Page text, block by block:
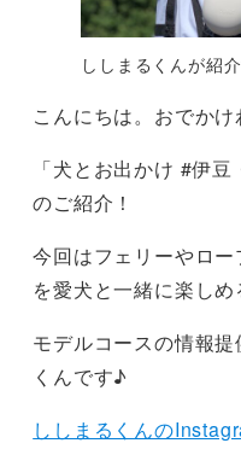
ししまるくんが紹
こんにちは。おでかけ
「犬とお出かけ #伊
のご紹介！
今回はフェリーやロ
を愛犬と一緒に楽しめ
モデルコースの情報
くんです♪
ししまるくんの